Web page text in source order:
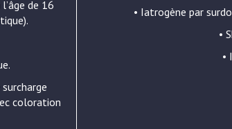
de 16
coloration
• Iatrogène par
•
•